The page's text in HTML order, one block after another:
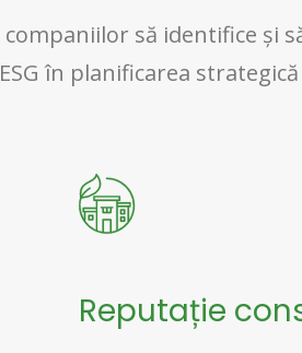
să identifice și
în planificarea strategică
Reputație